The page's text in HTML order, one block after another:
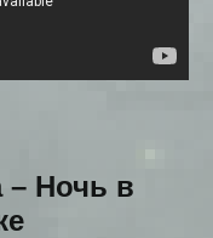
– Ночь в